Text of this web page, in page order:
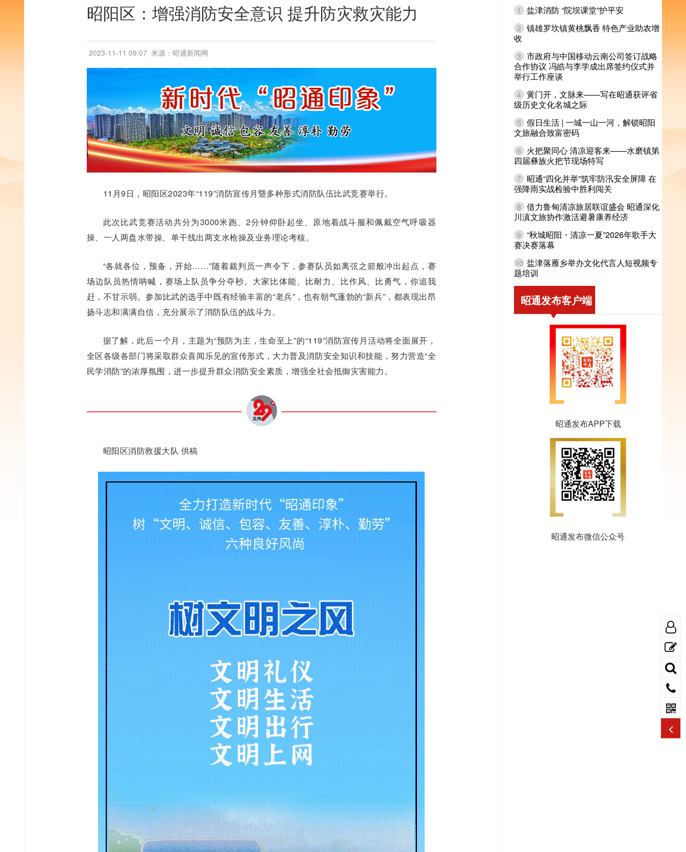
昭阳区：增强消防安全意识 提升防灾救灾能力
2023-11-11 09:07 来源：昭通新闻网
11月9日，昭阳区2023年“119”消防宣传月暨多种形式消防队伍比武竞赛举行。
此次比武竞赛活动共分为3000米跑、2分钟仰卧起坐、原地着战斗服和佩戴空气呼吸器
操、一人两盘水带操、单干线出两支水枪操及业务理论考核。
“各就各位，预备，开始……”随着裁判员一声令下，参赛队员如离弦之箭般冲出起点，赛
场边队员热情呐喊，赛场上队员争分夺秒。大家比体能、比耐力、比作风、比勇气，你追我
赶，不甘示弱。参加比武的选手中既有经验丰富的“老兵”，也有朝气蓬勃的“新兵”，都表现出昂
扬斗志和满满自信，充分展示了消防队伍的战斗力。
据了解，此后一个月，主题为“预防为主，生命至上”的“119”消防宣传月活动将全面展开，
全区各级各部门将采取群众喜闻乐见的宣传形式，大力普及消防安全知识和技能，努力营造“全
民学消防”的浓厚氛围，进一步提升群众消防安全素质，增强全社会抵御灾害能力。
昭阳区消防救援大队 供稿
1 盐津消防 “院坝课堂”护平安
2 镇雄罗坎镇黄桃飘香 特色产业助农增
收
3 市政府与中国移动云南公司签订战略
合作协议 冯皓与李学成出席签约仪式并
举行工作座谈
4 黉门开，文脉来——写在昭通获评省
级历史文化名城之际
5 假日生活 | 一城一山一河，解锁昭阳
文旅融合致富密码
6
火把聚同心 清凉迎客来——水磨镇第
四届彝族火把节现场特写
7
昭通“四化并举”筑牢防汛安全屏障 在
强降雨实战检验中胜利闯关
8 借力鲁甸清凉旅居联谊盛会 昭通深化
川滇文旅协作激活避暑康养经济
9 “秋城昭阳・清凉一夏”2026年歌手大
赛决赛落幕
10 盐津落雁乡举办文化代言人短视频专
题培训
昭通发布客户端
昭通发布APP下载
昭通发布微信公众号